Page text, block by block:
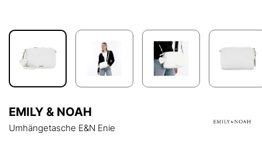
EMILY & NOAH
Umhängetasche E&N Enie